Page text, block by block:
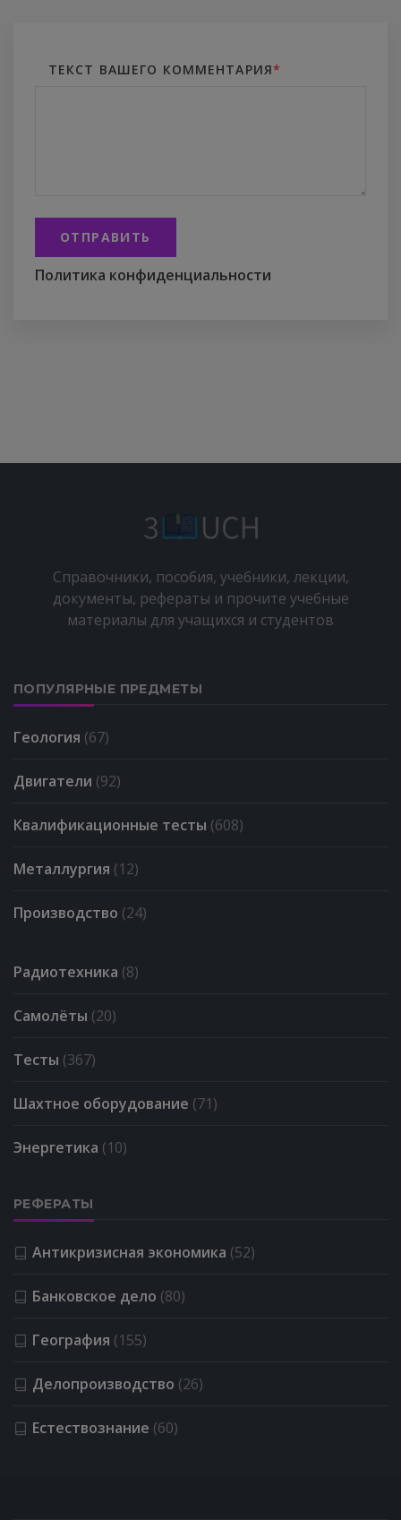
ТЕКСТ ВАШЕГО КОММЕНТАРИЯ*
ОТПРАВИТЬ
Политика конфиденциальности
Справочники, пособия, учебники, лекции,
документы, рефераты и прочите учебные
материалы для учащихся и студентов
ПОПУЛЯРНЫЕ ПРЕДМЕТЫ
Геология (67)
Двигатели (92)
Квалификационные тесты (608)
Металлургия (12)
Производство (24)
Радиотехника (8)
Самолёты (20)
Тесты (367)
Шахтное оборудование (71)
Энергетика (10)
РЕФЕРАТЫ
Антикризисная экономика (52)
Банковское дело (80)
География (155)
Делопроизводство (26)
Естествознание (60)